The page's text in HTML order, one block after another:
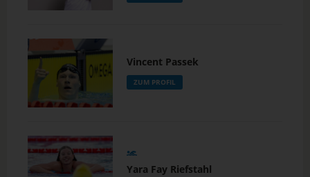
Vincent Passek
ZUM PROFIL
Yara Fay Riefstahl